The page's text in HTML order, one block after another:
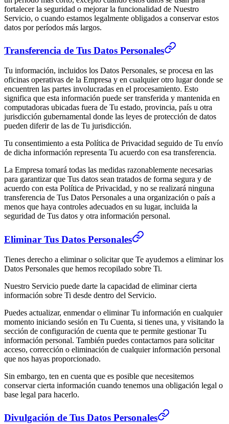
fortalecer la seguridad o mejorar la funcionalidad de Nuestro
Servicio, o cuando estamos legalmente obligados a conservar estos
datos por períodos más largos.
Transferencia de Tus Datos Personales
Tu información, incluidos los Datos Personales, se procesa en las
oficinas operativas de la Empresa y en cualquier otro lugar donde se
encuentren las partes involucradas en el procesamiento. Esto
significa que esta información puede ser transferida y mantenida en
computadoras ubicadas fuera de Tu estado, provincia, país u otra
jurisdicción gubernamental donde las leyes de protección de datos
pueden diferir de las de Tu jurisdicción.
Tu consentimiento a esta Política de Privacidad seguido de Tu envío
de dicha información representa Tu acuerdo con esa transferencia.
La Empresa tomará todas las medidas razonablemente necesarias
para garantizar que Tus datos sean tratados de forma segura y de
acuerdo con esta Política de Privacidad, y no se realizará ninguna
transferencia de Tus Datos Personales a una organización o país a
menos que haya controles adecuados en su lugar, incluida la
seguridad de Tus datos y otra información personal.
Eliminar Tus Datos Personales
Tienes derecho a eliminar o solicitar que Te ayudemos a eliminar los
Datos Personales que hemos recopilado sobre Ti.
Nuestro Servicio puede darte la capacidad de eliminar cierta
información sobre Ti desde dentro del Servicio.
Puedes actualizar, enmendar o eliminar Tu información en cualquier
momento iniciando sesión en Tu Cuenta, si tienes una, y visitando la
sección de configuración de cuenta que te permite gestionar Tu
información personal. También puedes contactarnos para solicitar
acceso, corrección o eliminación de cualquier información personal
que nos hayas proporcionado.
Sin embargo, ten en cuenta que es posible que necesitemos
conservar cierta información cuando tenemos una obligación legal o
base legal para hacerlo.
Divulgación de Tus Datos Personales